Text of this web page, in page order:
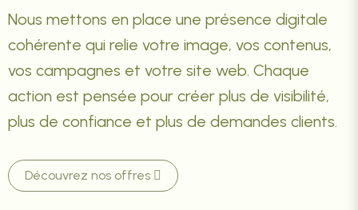
Nous mettons en place une présence digitale
cohérente qui relie votre image, vos contenus,
vos campagnes et votre site web. Chaque
action est pensée pour créer plus de visibilité,
plus de confiance et plus de demandes clients.
Découvrez nos offres